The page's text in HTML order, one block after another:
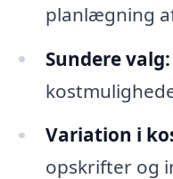
planlægning
Sundere valg:
Variation i
opskrifter og